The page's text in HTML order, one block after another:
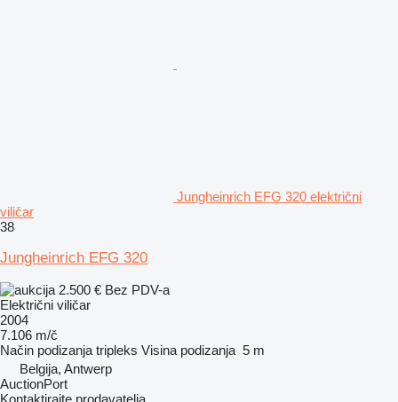
Jungheinrich EFG 320 električni
viličar
38
Jungheinrich EFG 320
2.500 € Bez PDV-a
Električni viličar
2004
7.106 m/č
Način podizanja tripleks Visina podizanja 5 m
Belgija, Antwerp
AuctionPort
Kontaktirajte prodavatelja